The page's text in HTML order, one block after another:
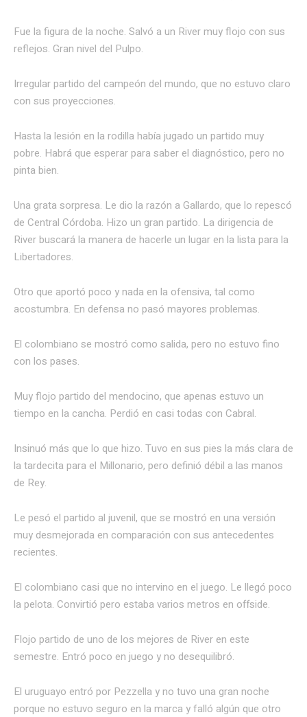
Fue la figura de la noche. Salvó a un River muy flojo con sus
reflejos. Gran nivel del Pulpo.
Irregular partido del campeón del mundo, que no estuvo claro
con sus proyecciones.
Hasta la lesión en la rodilla había jugado un partido muy
pobre. Habrá que esperar para saber el diagnóstico, pero no
pinta bien.
Una grata sorpresa. Le dio la razón a Gallardo, que lo repescó
de Central Córdoba. Hizo un gran partido. La dirigencia de
River buscará la manera de hacerle un lugar en la lista para la
Libertadores.
Otro que aportó poco y nada en la ofensiva, tal como
acostumbra. En defensa no pasó mayores problemas.
El colombiano se mostró como salida, pero no estuvo fino
con los pases.
Muy flojo partido del mendocino, que apenas estuvo un
tiempo en la cancha. Perdió en casi todas con Cabral.
Insinuó más que lo que hizo. Tuvo en sus pies la más clara de
la tardecita para el Millonario, pero definió débil a las manos
de Rey.
Le pesó el partido al juvenil, que se mostró en una versión
muy desmejorada en comparación con sus antecedentes
recientes.
El colombiano casi que no intervino en el juego. Le llegó poco
la pelota. Convirtió pero estaba varios metros en offside.
Flojo partido de uno de los mejores de River en este
semestre. Entró poco en juego y no desequilibró.
El uruguayo entró por Pezzella y no tuvo una gran noche
porque no estuvo seguro en la marca y falló algún que otro